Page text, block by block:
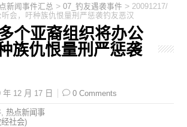
新闻事件汇总 >07_钓友遇袭事件 > 20091217/
会，吁种族仇恨量刑严惩袭钓友恶汉
个亚裔组织将办公
族仇恨量刑严惩袭
年 12 月 17 日 0 Comments
,热点新闻事
社会)